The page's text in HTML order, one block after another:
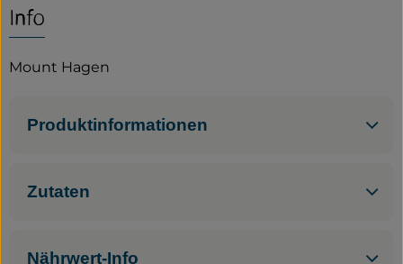
Info
Mount Hagen
Produktinformationen
Zutaten
Nährwert-Info